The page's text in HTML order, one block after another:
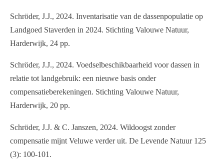
Schröder, J.J., 2024. Inventarisatie van de dassenpopulatie op
Landgoed Staverden in 2024. Stichting Valouwe Natuur,
Harderwijk, 24 pp.
Schröder, J.J., 2024. Voedselbeschikbaarheid voor dassen in
relatie tot landgebruik: een nieuwe basis onder
compensatieberekeningen. Stichting Valouwe Natuur,
Harderwijk, 20 pp.
Schröder, J.J. & C. Janszen, 2024. Wildoogst zonder
compensatie mijnt Veluwe verder uit. De Levende Natuur 125
(3): 100-101.